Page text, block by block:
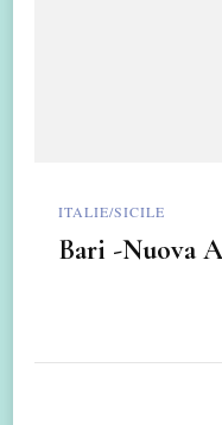
ITALIE/SICILE
Bari -Nuova